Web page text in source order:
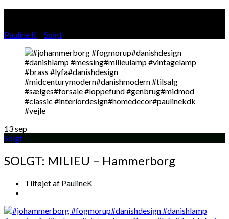
Pauline K Solgt
13sep
Solgt
SOLGT: MILIEU – Hammerborg
Tilføjet af PaulineK